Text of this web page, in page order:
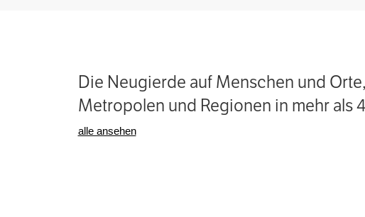
Die Neugierde auf Menschen und
Metropolen und Regionen in mehr als
alle ansehen